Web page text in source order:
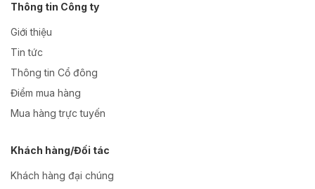
Thông tin Công ty
Giới thiệu
Tin tức
Thông tin Cổ đông
Điểm mua hàng
Mua hàng trực tuyến
Khách hàng/Đối tác
Khách hàng đại chúng